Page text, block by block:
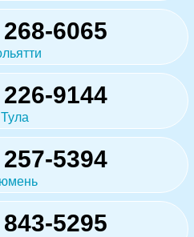
6065
9144
Тула
5394
5295